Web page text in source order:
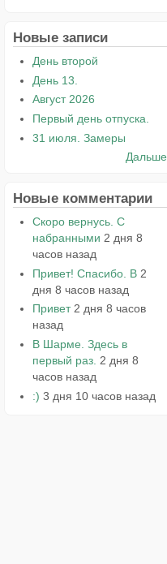
Новые записи
День второй
День 13.
Август 2026
Первый день отпуска.
31 июля. Замеры
Дальше
Новые комментарии
Скоро вернусь. С
набранными 2 дня 8
часов назад
Привет! Спасибо. В 2
дня 8 часов назад
Привет 2 дня 8 часов
назад
В Шарме. Здесь в
первый раз. 2 дня 8
часов назад
:) 3 дня 10 часов назад